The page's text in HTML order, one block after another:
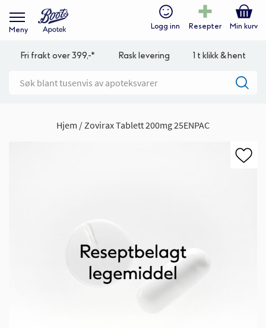
Meny Logg inn Resepter Min kurv
Fri frakt over 399,-* Rask levering 1 t klikk & hent
Hjem Zovirax Tablett 200mg 25ENPAC